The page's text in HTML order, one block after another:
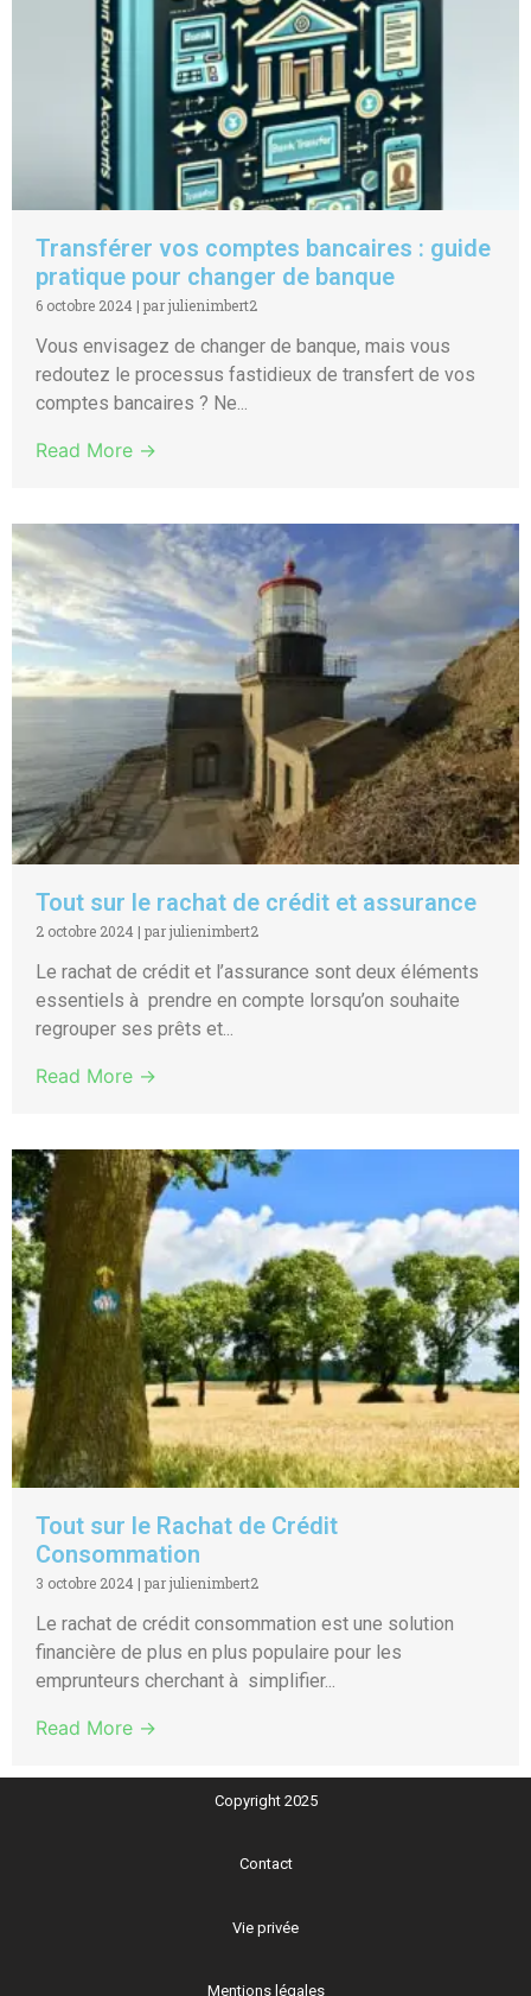
Transférer vos comptes bancaires : guide
pratique pour changer de banque
6 octobre 2024 | par julienimbert2
Vous envisagez de changer de banque, mais vous
redoutez le processus fastidieux de transfert de vos
comptes bancaires ? Ne...
Read More →
Tout sur le rachat de crédit et assurance
2 octobre 2024 | par julienimbert2
Le rachat de crédit et l’assurance sont deux éléments
essentiels à prendre en compte lorsqu’on souhaite
regrouper ses prêts et...
Read More →
Tout sur le Rachat de Crédit
Consommation
3 octobre 2024 | par julienimbert2
Le rachat de crédit consommation est une solution
financière de plus en plus populaire pour les
emprunteurs cherchant à simplifier...
Read More →
Copyright 2025
Contact
Vie privée
Mentions légales